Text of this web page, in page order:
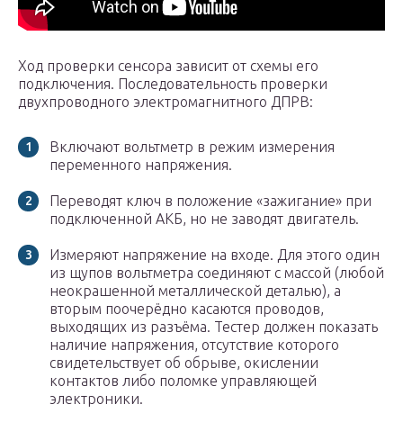
Ход проверки сенсора зависит от схемы его
подключения. Последовательность проверки
двухпроводного электромагнитного ДПРВ:
Включают вольтметр в режим измерения
переменного напряжения.
Переводят ключ в положение «зажигание» при
подключенной АКБ, но не заводят двигатель.
Измеряют напряжение на входе. Для этого один
из щупов вольтметра соединяют с массой (любой
неокрашенной металлической деталью), а
вторым поочерёдно касаются проводов,
выходящих из разъёма. Тестер должен показать
наличие напряжения, отсутствие которого
свидетельствует об обрыве, окислении
контактов либо поломке управляющей
электроники.